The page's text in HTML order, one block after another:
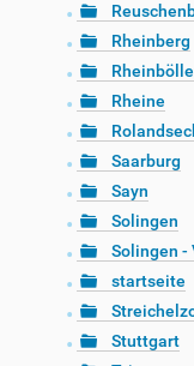
Rheinberg
Rheine
Saarburg
Sayn
Solingen
Solingen -
startseite
Stuttgart